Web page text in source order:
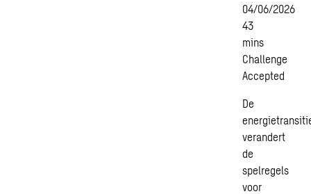
04/06/2026
43
mins
Challenge
Accepted
De
verandert
de
spelregels
voor